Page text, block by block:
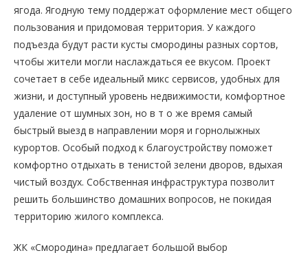
ягода. Ягодную тему поддержат оформление мест общего
пользования и придомовая территория. У каждого
подъезда будут расти кусты смородины разных сортов,
чтобы жители могли наслаждаться ее вкусом. Проект
сочетает в себе идеальный микс сервисов, удобных для
жизни, и доступный уровень недвижимости, комфортное
удаление от шумных зон, но в т о же время самый
быстрый выезд в направлении моря и горнолыжных
курортов. Особый подход к благоустройству поможет
комфортно отдыхать в тенистой зелени дворов, вдыхая
чистый воздух. Собственная инфраструктура позволит
решить большинство домашних вопросов, не покидая
территорию жилого комплекса.
ЖК «Смородина» предлагает большой выбор